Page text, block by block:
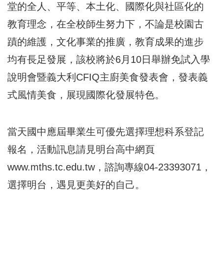
堂的全人、平等、本土化、國際化與社區化的
教育理念，在全校師生努力下，不論是校園古
蹟的維護，文化事業的推廣，教育成果的進步
均有長足發展，該校將於6月10日舉辦免試入學
說明會暨義大利CFIQ主廚美食發表會，發表義
式風情美食，展現國際化發展特色。
當天國中應屆畢業生可優先選擇理想科系登記
報名，活動訊息請見明台高中網頁
www.mths.tc.edu.tw，諮詢專線04-23393071，
選擇明台，遇見更美好的自己。